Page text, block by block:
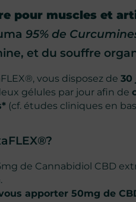
pour muscles et
95% de
et du souffre
vous disposez de 30
gélules par jour afin de
(cf. études cliniques en
de Cannabidiol CBD
apporter 50mg de